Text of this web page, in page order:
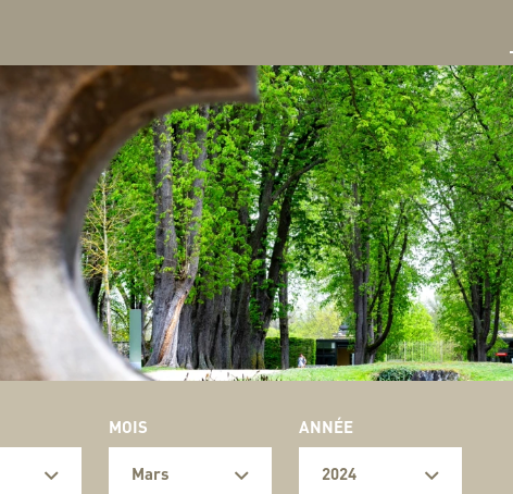
MOIS
Mars
ANNÉE
2024